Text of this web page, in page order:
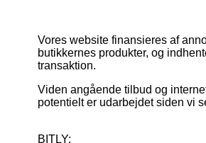
Vores website finansieres af
butikkernes produkter, og
transaktion.
Viden angående tilbud og
potentielt er udarbejdet siden vi
BITLY: